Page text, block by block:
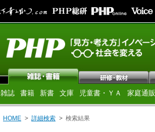
雑誌 書籍 新書 文庫 児童書・ＹＡ 家庭通販
HOME 詳細検索
検索結果